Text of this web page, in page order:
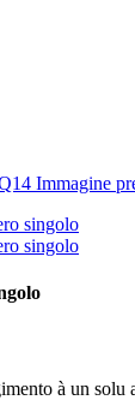
à un solu